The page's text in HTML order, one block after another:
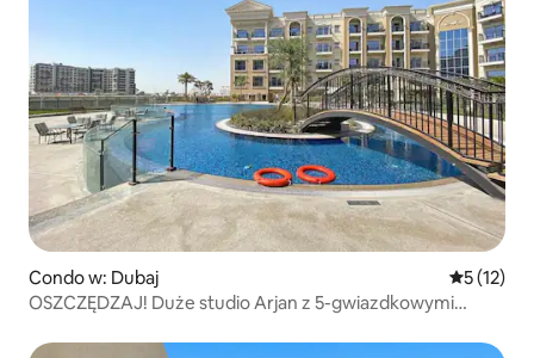
Condo w: Dubaj Średnia
5 (12)
OSZCZĘDZAJ! Duże studio Arjan z 5-gwiazdkowymi